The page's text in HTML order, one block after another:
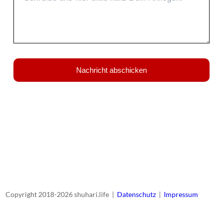
Nachricht abschicken
Copyright 2018-2026 shuhari.life | Datenschutz | Impressum